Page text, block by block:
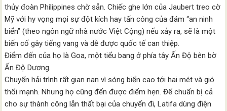
thủy đoàn Philippines chờ sẵn. Chiếc ghe lớn của Jaubert treo cờ
Mỹ với hy vọng mọi sự đột kích hay tấn công của đám “an ninh
biển” (theo ngôn ngữ nhà nước Việt Cộng) nếu xảy ra, sẽ là một
biến cố gây tiếng vang và dễ được quốc tế can thiệp.
Điểm đến của họ là Goa, một tiểu bang ở phía tây Ấn Độ bên bờ
Ấn Độ Dương.
Chuyến hải trình rất gian nan vì sóng biển cao tới hai mét và gió
thổi mạnh. Nhưng họ cũng đến được điểm hẹn. Để chuẩn bị cả
cho sự thành công lẫn thất bại của chuyến đi, Latifa dùng điện